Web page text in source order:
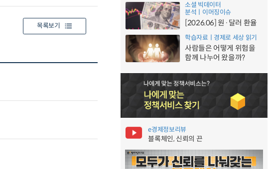
목록보기
소셜 빅데이터
분석ㅣ이머징이슈
[2026.06] 원·달러 환율
학습자료ㅣ경제로 세상 읽기
사람들은 어떻게 위험을
함께 나누어 왔을까?
e경제정보리뷰
블록체인, 신뢰의 끈